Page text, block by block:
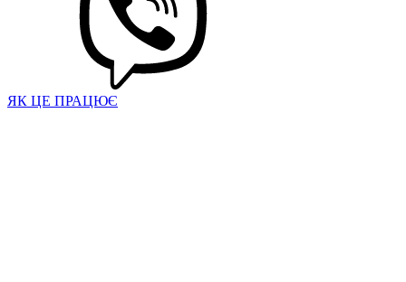
ЯК ЦЕ ПРАЦЮЄ